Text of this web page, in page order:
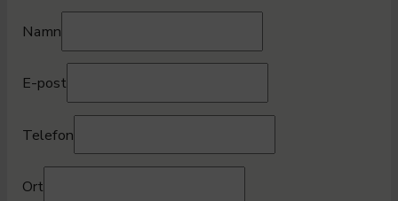
Namn
E-post
Telefon
Ort